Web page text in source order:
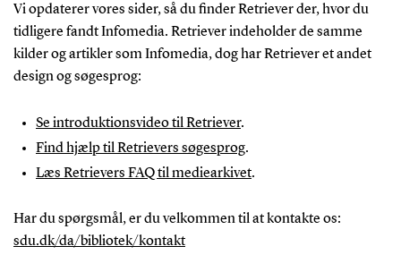
Vi opdaterer vores sider, så du finder Retriever der, hvor du
tidligere fandt Infomedia. Retriever indeholder de samme
kilder og artikler som Infomedia, dog har Retriever et andet
design og søgesprog:
Se introduktionsvideo til Retriever.
Find hjælp til Retrievers søgesprog.
Læs Retrievers FAQ til mediearkivet.
Har du spørgsmål, er du velkommen til at kontakte os:
sdu.dk/da/bibliotek/kontakt